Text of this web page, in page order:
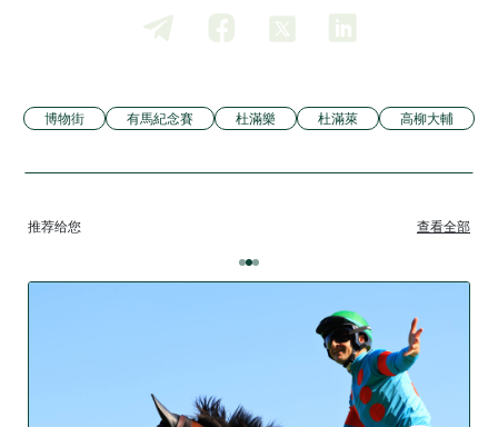
博物街 有馬紀念賽 杜滿樂 杜滿萊 高柳大輔
推荐给您 查看全部